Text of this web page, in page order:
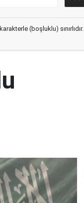
(boşluklu) sınırlıdır.